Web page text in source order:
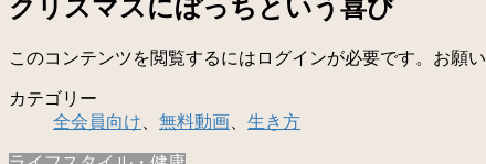
クリスマスにぼっちという喜び
このコンテンツを閲覧するにはログインが必要です。お願い
カテゴリー
全会員向け
無料動画 生き方